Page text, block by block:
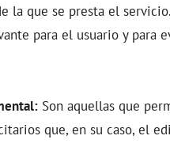
la que se presta el
para el usuario y para
Son aquellas que
que, en su caso, el